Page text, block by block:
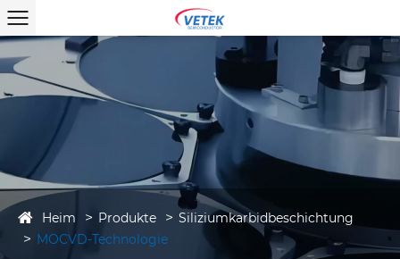
Heim Produkte
Siliziumkarbidbeschichtung
MOCVD-Technologie